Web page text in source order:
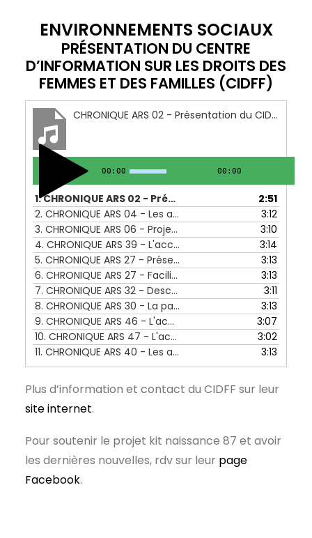
ENVIRONNEMENTS SOCIAUX
PRÉSENTATION DU CENTRE
D’INFORMATION SUR LES DROITS DES
FEMMES ET DES FAMILLES (CIDFF)
CHRONIQUE ARS 02 - Présentation du CIDFF - 11 au 15 octobre 2021
00:00 00:00
1.CHRONIQUE ARS 02 - Présentation du CIDFF - 11 au 15 octobre 2021
2:51
2. CHRONIQUE ARS 04 - Les actions du CIDFF - 25 au 29 octobre 2021
3:12
3. CHRONIQUE ARS 06 - Projet kit naissance 87 - 08 au 12 novembre 2021
3:10
4. CHRONIQUE ARS 39 - L'accorderie - 04 au 08 juillet 2022
3:14
5. CHRONIQUE ARS 27 - Présentation de l'espace familles - 04 au 08 avril 2022
3:13
6. CHRONIQUE ARS 27 - Faciliter la communication parents enfants - 04 au 08 avril 2022
3:13
7. CHRONIQUE ARS 32 - Description des ateliers de l'espace familles - 09 au 13 mai 2022
3:11
8. CHRONIQUE ARS 30 - La parentalité on peut en jouer CS Beaubreuil - 25 au 19 avril 2022
3:13
9. CHRONIQUE ARS 46 - L'accès au logement avec le GEM IPL - 22 au 26 août 2022
3:07
10. CHRONIQUE ARS 47 - L'accès à l'emploi avec le GEM IPL - 29 au 02 septembre 2022
3:02
11. CHRONIQUE ARS 40 - Les ateliers du GEM IPL - 11 au 15 juillet 2022 3:13
Plus d’information et contact du CIDFF sur leur
site internet.
Pour soutenir le projet kit naissance 87 et avoir
les dernières nouvelles, rdv sur leur page
Facebook.